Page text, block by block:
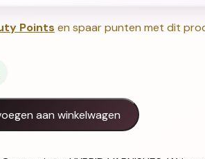
Points en spaar punten met dit
Love`s First Draft - 162 aantal
aan winkelwagen